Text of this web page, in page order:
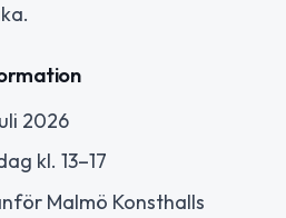
2026
kl. 13–17
Malmö Konsthalls